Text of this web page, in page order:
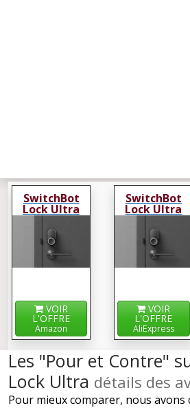
SwitchBot
Lock Ultra
VOIR
L'OFFRE
Amazon
SwitchBot
Lock Ultra
VOIR
L'OFFRE
AliExpress
Les "Pour et Contre"
Lock Ultra détails des
Pour mieux comparer, nous avons